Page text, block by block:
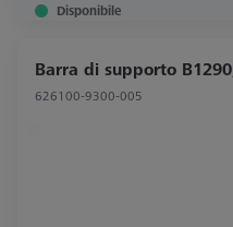
Disponibile
Barra di supporto
626100-9300-005